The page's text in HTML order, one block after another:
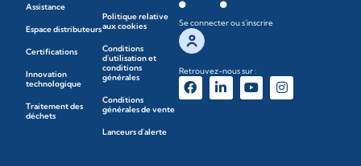
Assistance
Espace distributeurs
Certifications
Innovation
technologique
Traitement des
déchets
Politique relative
aux cookies
Conditions
d'utilisation et
conditions
générales
Conditions
générales de vente
Lanceurs d'alerte
Se connecter ou s'inscrire
Retrouvez-nous sur :